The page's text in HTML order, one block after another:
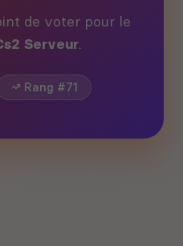
de voter pour le
Serveur.
Rang #71